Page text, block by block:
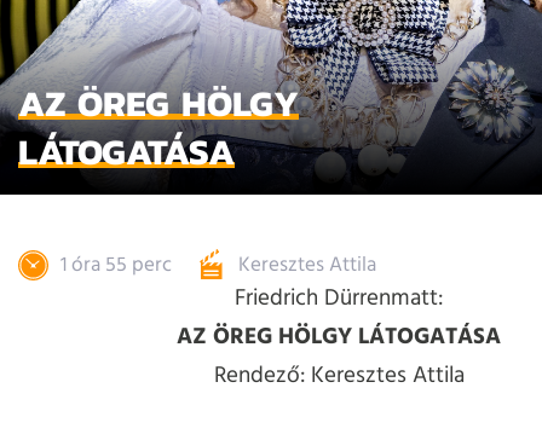
AZ ÖREG HÖLGY
LÁTOGATÁSA
1 óra 55 perc Keresztes Attila
Friedrich Dürrenmatt:
AZ ÖREG HÖLGY LÁTOGATÁSA
Rendező: Keresztes Attila